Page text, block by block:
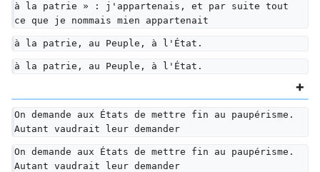
à la patrie » : j'appartenais, et par suite tout
ce que je nommais mien appartenait
à la patrie, au Peuple, à l'État.
à la patrie, au Peuple, à l'État.
On demande aux États de mettre fin au paupérisme.
Autant vaudrait leur demander
On demande aux États de mettre fin au paupérisme.
Autant vaudrait leur demander